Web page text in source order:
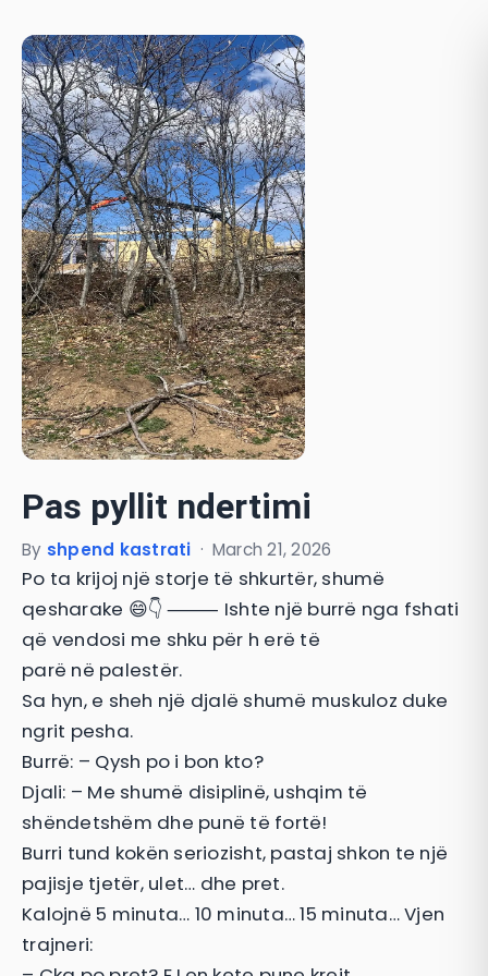
Pas pyllit ndertimi
By shpend kastrati · March 21, 2026
Po ta krijoj një storje të shkurtër, shumë
qesharake 😄👇 ⸻ Ishte një burrë nga fshati
që vendosi me shku për h erë të
parë në palestër.
Sa hyn, e sheh një djalë shumë muskuloz duke
ngrit pesha.
Burrë: – Qysh po i bon kto?
Djali: – Me shumë disiplinë, ushqim të
shëndetshëm dhe punë të fortë!
Burri tund kokën seriozisht, pastaj shkon te një
pajisje tjetër, ulet… dhe pret.
Kalojnë 5 minuta… 10 minuta… 15 minuta… Vjen
trajneri: